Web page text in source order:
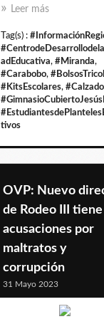
Leer más
Tag(s) :
adEducativa, #Miranda,
#Carabobo,
#KitsEscolares,
tivos
OVP: Nuevo
de Rodeo III tiene
acusaciones por
maltratos y
corrupción
31 Mayo 2023